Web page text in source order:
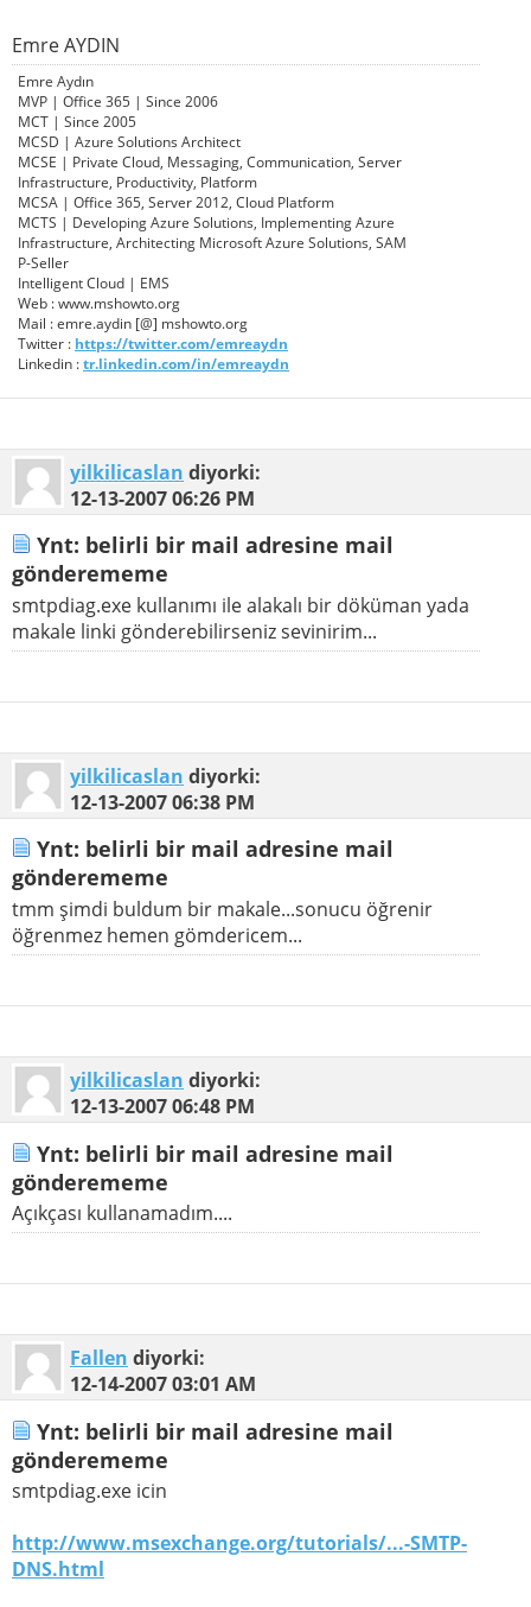
Emre AYDIN
Emre Aydın
MVP | Office 365 | Since 2006
MCT | Since 2005
MCSD | Azure Solutions Architect
MCSE | Private Cloud, Messaging, Communication, Server
Infrastructure, Productivity, Platform
MCSA | Office 365, Server 2012, Cloud Platform
MCTS | Developing Azure Solutions, Implementing Azure
Infrastructure, Architecting Microsoft Azure Solutions, SAM
P-Seller
Intelligent Cloud | EMS
Web : www.mshowto.org
Mail : emre.aydin [@] mshowto.org
Twitter : https://twitter.com/emreaydn
Linkedin :tr.linkedin.com/in/emreaydn
yilkilicaslan diyorki:
12-13-200706:26 PM
Ynt: belirli bir mail adresine mail
gönderememe
smtpdiag.exe kullanımı ile alakalı bir döküman yada
makale linki gönderebilirseniz sevinirim...
yilkilicaslan diyorki:
12-13-200706:38 PM
Ynt: belirli bir mail adresine mail
gönderememe
tmm şimdi buldum bir makale...sonucu öğrenir
öğrenmez hemen gömdericem...
yilkilicaslan diyorki:
12-13-200706:48 PM
Ynt: belirli bir mail adresine mail
gönderememe
Açıkçası kullanamadım....
Fallen diyorki:
12-14-200703:01 AM
Ynt: belirli bir mail adresine mail
gönderememe
smtpdiag.exe icin
http://www.msexchange.org/tutorials/...-SMTP-
DNS.html